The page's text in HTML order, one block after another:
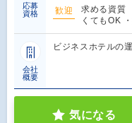
応募
資格
歓迎
求める資質
くてもOK
会社
概要
ビジネスホテルの
気になる